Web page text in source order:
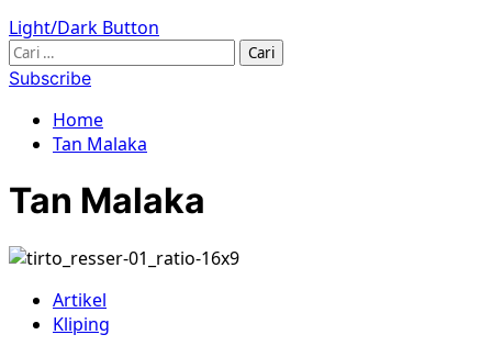
Light/Dark Button
Cari
untuk:
Subscribe
Home
Tan Malaka
Tan Malaka
Artikel
Kliping